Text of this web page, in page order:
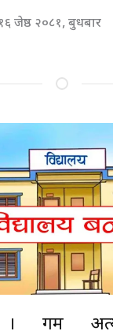
१६ जेष्ठ २०८१, बुधबार
गर्मी